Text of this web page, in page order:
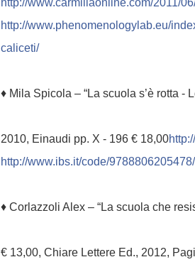
http://www.carmillaonline.com/2011/
http://www.phenomenologylab.eu/
caliceti/
♦ Mila Spicola – “La scuola s’è rotta -
2010, Einaudi pp. X - 196 € 18,00
http://www.ibs.it/code/
♦ Corlazzoli Alex – “La scuola che
€ 13,00, Chiare Lettere Ed., 2012,